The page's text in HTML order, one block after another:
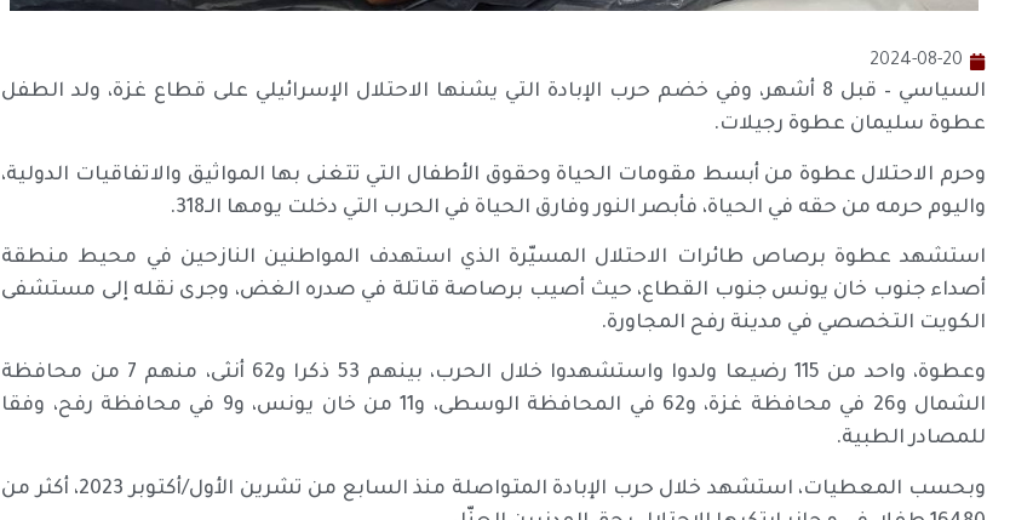
2024-08-20
السياسي – قبل 8 أشهر، وفي خضم حرب الإبادة التي يشنها الاحتلال الإسرائيلي على قطاع غزة، ولد الطفل
عطوة سليمان عطوة رجيلات.
وحرم الاحتلال عطوة من أبسط مقومات الحياة وحقوق الأطفال التي تتغنى بها المواثيق والاتفاقيات الدولية،
واليوم حرمه من حقه في الحياة، فأبصر النور وفارق الحياة في الحرب التي دخلت يومها الـ318.
استشهد عطوة برصاص طائرات الاحتلال المسيّرة الذي استهدف المواطنين النازحين في محيط منطقة
أصداء جنوب خان يونس جنوب القطاع، حيث أصيب برصاصة قاتلة في صدره الغض، وجرى نقله إلى مستشفى
الكويت التخصصي في مدينة رفح المجاورة.
وعطوة، واحد من 115 رضيعا ولدوا واستشهدوا خلال الحرب، بينهم 53 ذكرا و62 أنثى، منهم 7 من محافظة
الشمال و26 في محافظة غزة، و62 في المحافظة الوسطى، و11 من خان يونس، و9 في محافظة رفح، وفقا
للمصادر الطبية.
وبحسب المعطيات، استشهد خلال حرب الإبادة المتواصلة منذ السابع من تشرين الأول/أكتوبر 2023، أكثر من